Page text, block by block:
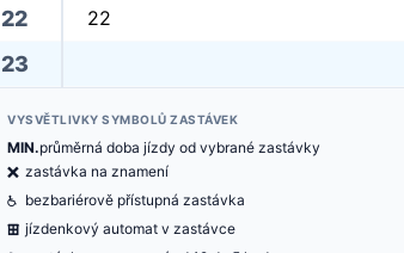
22 22
23
VYSVĚTLIVKY SYMBOLŮ ZASTÁVEK
MIN.průměrná doba jízdy od vybrané zastávky
ë zastávka na znamení
@ bezbariérově přístupná zastávka
æ jízdenkový automat v zastávce